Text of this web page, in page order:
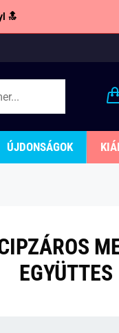
🔝
ÚJDONSÁGOK
EGYÜTTES